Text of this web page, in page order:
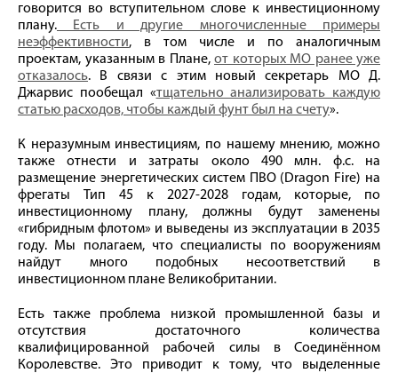
говорится во вступительном слове к инвестиционному
плану. Есть и другие многочисленные примеры
неэффективности, в том числе и по аналогичным
проектам, указанным в Плане, от которых МО ранее уже
отказалось. В связи с этим новый секретарь МО Д.
Джарвис пообещал «тщательно анализировать каждую
статью расходов, чтобы каждый фунт был на счету».
К неразумным инвестициям, по нашему мнению, можно
также отнести и затраты около 490 млн. ф.с. на
размещение энергетических систем ПВО (Dragon Fire) на
фрегаты Тип 45 к 2027-2028 годам, которые, по
инвестиционному плану, должны будут заменены
«гибридным флотом» и выведены из эксплуатации в 2035
году. Мы полагаем, что специалисты по вооружениям
найдут много подобных несоответствий в
инвестиционном плане Великобритании.
Есть также проблема низкой промышленной базы и
отсутствия достаточного количества
квалифицированной рабочей силы в Соединённом
Королевстве. Это приводит к тому, что выделенные